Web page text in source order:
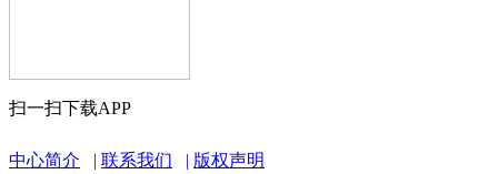
扫一扫下载APP
中心简介 联系我们
版权声明